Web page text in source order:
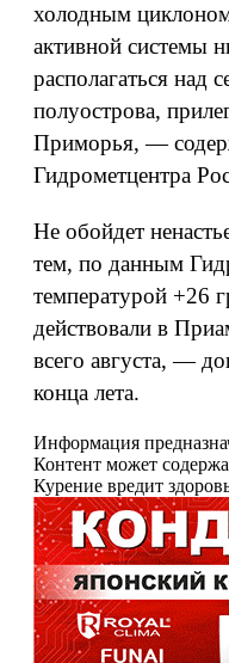
холодным
активной системы
располагаться над
полуострова,
Приморья, —
Гидрометцентра
Не обойдет
тем, по данным
температурой +26
действовали в
всего августа, —
конца лета.
Информация
Контент может
Курение вредит